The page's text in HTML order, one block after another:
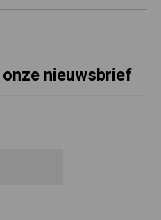
nieuwsbrief